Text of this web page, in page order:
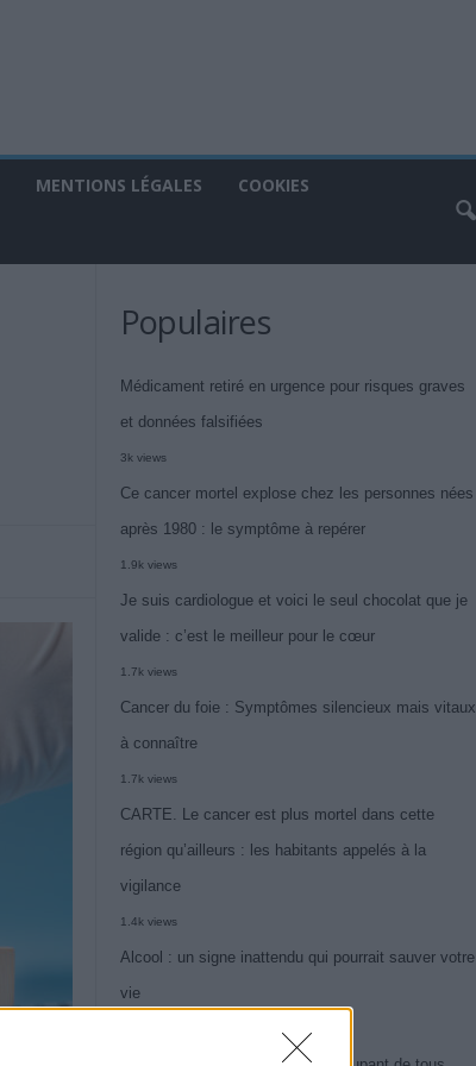
MENTIONS LÉGALES COOKIES
Populaires
Médicament retiré en urgence pour risques graves
et données falsifiées
3k views
Ce cancer mortel explose chez les personnes nées
après 1980 : le symptôme à repérer
1.9k views
Je suis cardiologue et voici le seul chocolat que je
valide : c’est le meilleur pour le cœur
1.7k views
Cancer du foie : Symptômes silencieux mais vitaux
à connaître
1.7k views
CARTE. Le cancer est plus mortel dans cette
région qu’ailleurs : les habitants appelés à la
vigilance
1.4k views
Alcool : un signe inattendu qui pourrait sauver votre
vie